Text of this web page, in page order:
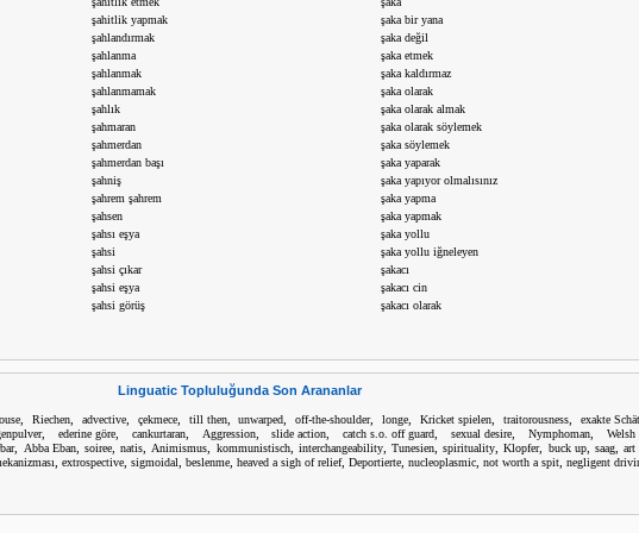
şahitlik yapmak
şahlandırmak
şahlanma
şahlanmak
şahlanmamak
şahlık
şahmaran
şahmerdan
şahmerdan başı
şahniş
şahrem şahrem
şahsen
şahsı eşya
şahsi
şahsi çıkar
şahsi eşya
şahsi görüş
şaka bir yana
şaka değil
şaka etmek
şaka kaldırmaz
şaka olarak
şaka olarak almak
şaka olarak söylemek
şaka söylemek
şaka yaparak
şaka yapıyor olmalısınız
şaka yapma
şaka yapmak
şaka yollu
şaka yollu iğneleyen
şakacı
şakacı cin
şakacı olarak
Linguatic Topluluğunda Son Arananlar
, Riechen, advective, çekmece, till then,unwarped ,off-the-shoulder,longe ,Kricket spielen ,traitorousness ,exakte
, ederine göre, cankurtaran, Aggression,slide action ,catch s.o. off guard ,sexual desire ,Nymphoman ,Welsh
, Abba Eban, soiree,natis Animismus kommunistisch, interchangeability, Tunesien,spirituality ,Klopfer, buck up, saag,art
extrospective sigmoidal beslenme heaved a sigh of relief, Deportierte nucleoplasmic not worth a spit negligent